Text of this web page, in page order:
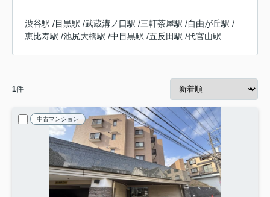
渋谷駅 /目黒駅 /武蔵溝ノ口駅 /三軒茶屋駅 /自由が丘駅 /
恵比寿駅 /池尻大橋駅 /中目黒駅 /五反田駅 /代官山駅
1件
中古マンション